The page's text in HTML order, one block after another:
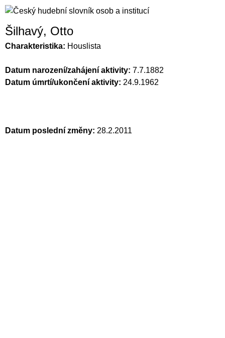
Šilhavý, Otto
Charakteristika: Houslista
Datum narození/zahájení aktivity: 7.7.1882
Datum úmrtí/ukončení aktivity: 24.9.1962
Datum poslední změny: 28.2.2011